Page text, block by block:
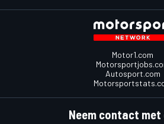
Motor1.com
Autosport.com
Neem contact met